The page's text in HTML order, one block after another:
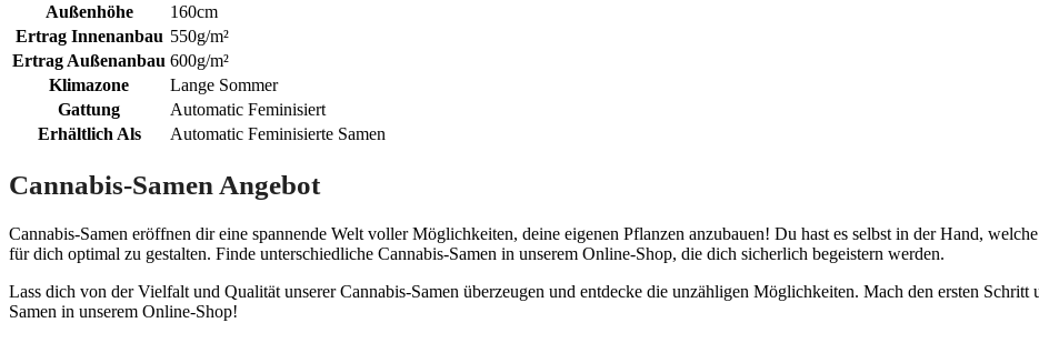
Außenhöhe
160cm
Ertrag Innenanbau 550g/m²
Ertrag Außenanbau 600g/m²
Klimazone
Lange Sommer
Gattung
Automatic Feminisiert
Erhältlich Als
Automatic Feminisierte Samen
Cannabis-Samen Angebot
Cannabis-Samen eröffnen dir eine spannende Welt voller Möglichkeiten, deine eigenen Pflanzen anzubauen! Du hast es selbst in der Hand,
für dich optimal zu gestalten. Finde unterschiedliche Cannabis-Samen in unserem Online-Shop, die dich sicherlich begeistern werden.
Lass dich von der Vielfalt und Qualität unserer Cannabis-Samen überzeugen und entdecke die unzähligen Möglichkeiten. Mach den ersten Schritt
Samen in unserem Online-Shop!